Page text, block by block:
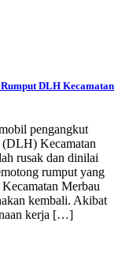
DLH Kecamatan
pengangkut
Kecamatan
rusak dan dinilai
rumput yang
Merbau
kembali. Akibat
kerja […]